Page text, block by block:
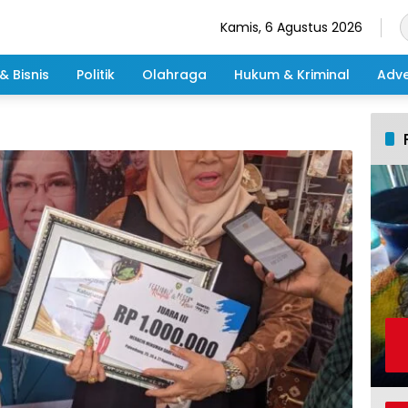
Kamis, 6 Agustus 2026
Bisnis Politik Olahraga Hukum & Kriminal